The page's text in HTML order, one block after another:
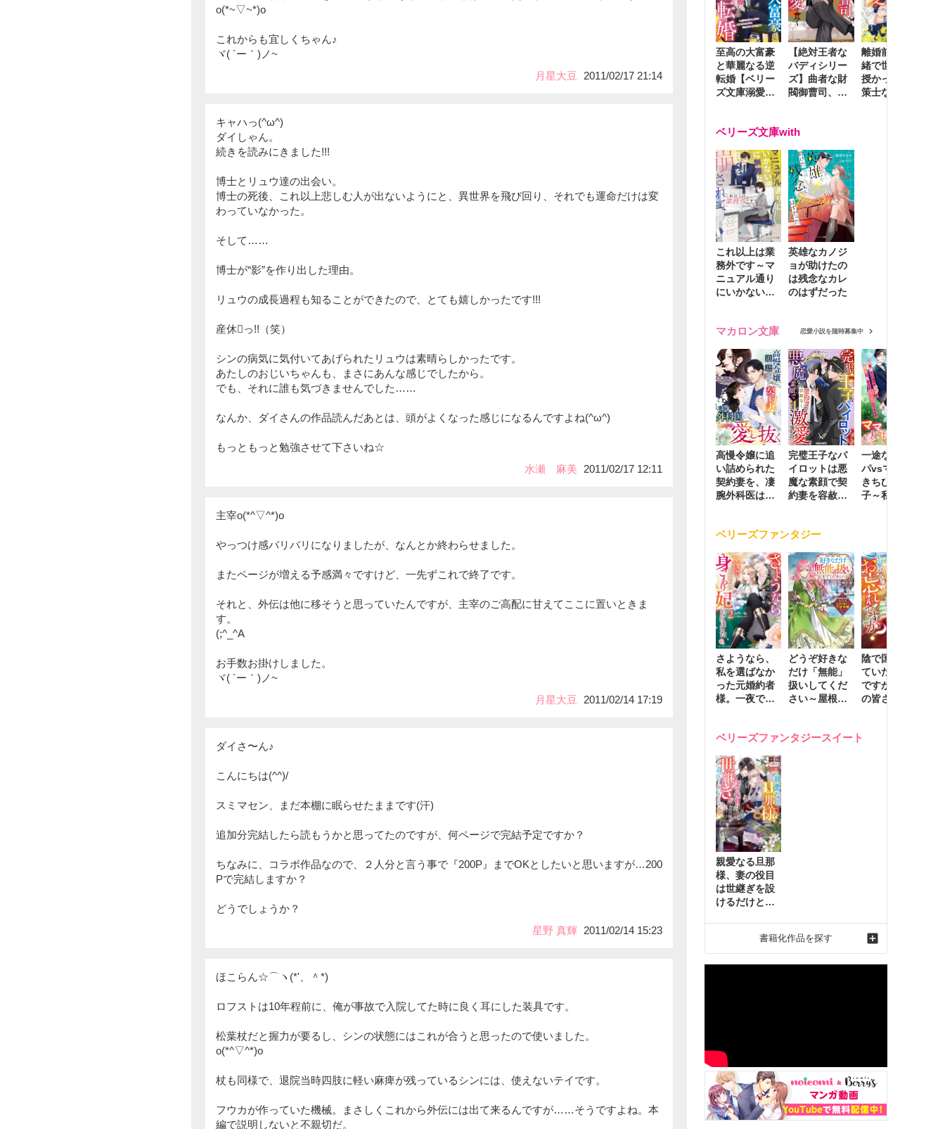
o(*~▽~*)o
これからも宜しくちゃん♪
ヾ( ´ー｀)ノ~
月星大豆
2011/02/17 21:14
キャハっ(^ω^)
ダイしゃん。
続きを読みにきました!!!
博士とリュウ達の出会い。
博士の死後、これ以上悲しむ人が出ないようにと、異世界を飛び回り、それでも運命だけは変
わっていなかった。
そして……
博士が“影”を作り出した理由。
リュウの成長過程も知ることができたので、とても嬉しかったです!!!
産休っ!!（笑）
シンの病気に気付いてあげられたリュウは素晴らしかったです。
あたしのおじいちゃんも、まさにあんな感じでしたから。
でも、それに誰も気づきませんでした……
なんか、ダイさんの作品読んだあとは、頭がよくなった感じになるんですよね(^ω^)
もっともっと勉強させて下さいね☆
水瀬 麻美
2011/02/17 12:11
主宰o(*^▽^*)o
やっつけ感バリバリになりましたが、なんとか終わらせました。
またページが増える予感満々ですけど、一先ずこれで終了です。
それと、外伝は他に移そうと思っていたんですが、主宰のご高配に甘えてここに置いときま
す。
(;^_^A
お手数お掛けしました。
ヾ( ´ー｀)ノ~
月星大豆
2011/02/14 17:19
ダイさ〜ん♪
こんにちは(^^)/
スミマセン、まだ本棚に眠らせたままです(汗)
追加分完結したら読もうかと思ってたのですが、何ページで完結予定ですか？
ちなみに、コラボ作品なので、２人分と言う事で『200P』までOKとしたいと思いますが…200
Pで完結しますか？
どうでしょうか？
星野 真輝 2011/02/14 15:23
ほこらん☆⌒ヽ(*'、＾*)
ロフストは10年程前に、俺が事故で入院してた時に良く耳にした装具です。
松葉杖だと握力が要るし、シンの状態にはこれが合うと思ったので使いました。
o(*^▽^*)o
杖も同様で、退院当時四肢に軽い麻痺が残っているシンには、使えないテイです。
フウカが作っていた機械。まさしくこれから外伝には出て来るんですが……そうですよね。本
編で説明しないと不親切だ。
至高の大富豪
と華麗なる逆
転婚【ベリー
ズ文庫溺愛ア
【絶対王者な
バディシリー
ズ】曲者な財
閥御曹司、笑
激烈愛で貫く
離婚前夜に内
緒で世継ぎを
授かったら～
策士な御曹司
ベリーズ文庫with
これ以上は業
務外です～マ
ニュアル通り
にいかない彼
英雄なカノジ
ョが助けたの
は残念なカレ
のはずだった
マカロン文庫 恋愛小説を随時募集中
高慢令嬢に追
い詰められた
契約妻を、凄
腕外科医はこ
完璧王子なパ
イロットは悪
魔な素顔で契
約妻を容赦な
一途な社長パ
パvsママ大好
きちびっこ息
子～私を捨て
ベリーズファンタジー
さようなら、
私を選ばなか
った元婚約者
様。一夜で大
ました２
どうぞ好きな
だけ「無能」
扱いしてくだ
さい～屋根裏
動かす万能令
陰で国を支え
ていたのは私
ですが、王家
の皆さんお忘
れ才女の辺境
ベリーズファンタジースイート
親愛なる旦那
様、妻の役目
は世継ぎを設
けるだけと聞
れ才女の幸せ
な結婚～2
書籍化作品を探す